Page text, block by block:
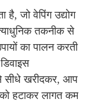
है, जो वेपिंग उद्योग
तकनीक से
का पालन करती
सीधे खरीदकर, आप
हटाकर लागत कम